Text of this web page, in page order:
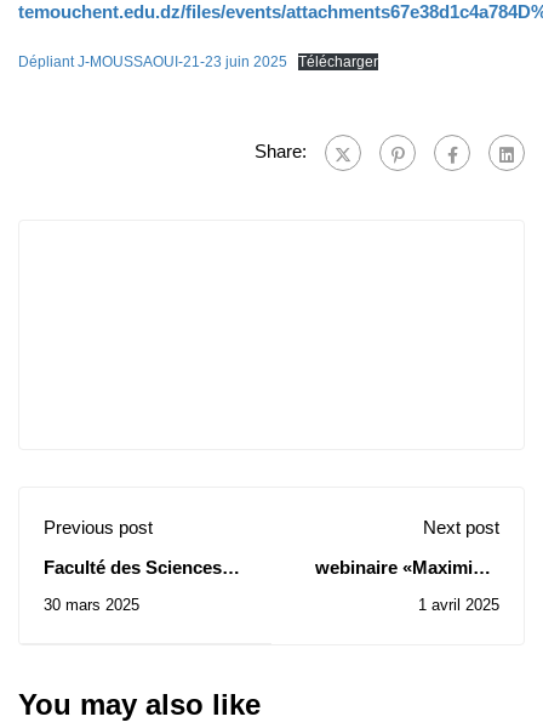
temouchent.edu.dz/files/events/
Dépliant J-MOUSSAOUI-21-23 juin 2025 Télécharger
Share:
Previous post
Faculté des Sciences
Avis d’Attribution
30 mars 2025
Next post
webinaire «Maximiser
planification
1 avril 2025
You may also like